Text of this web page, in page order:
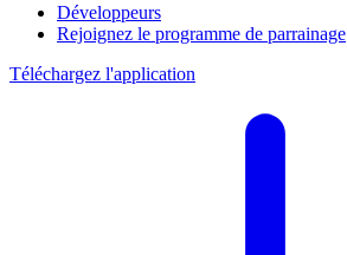
Développeurs
Rejoignez le programme de parrainage
Téléchargez l'application